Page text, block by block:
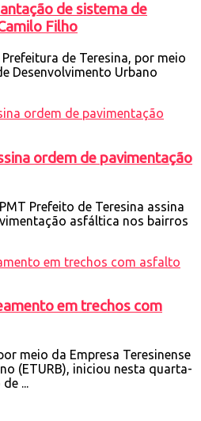
de sistema de
Filho
de Teresina, por meio
Desenvolvimento Urbano
ordem de pavimentação
Prefeito de Teresina assina
asfáltica nos bairros
em trechos com
meio da Empresa Teresinense
(ETURB), iniciou nesta quarta-
...